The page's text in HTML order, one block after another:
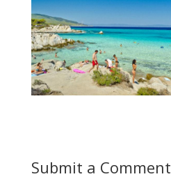
Submit a Comment